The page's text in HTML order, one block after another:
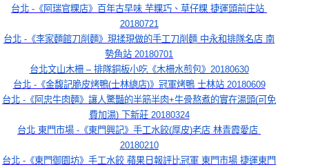
台北 -《阿瑞官粿店》百年古早味 芋粿巧、草仔粿 捷運頭前庄站
20180721
台北 -《李家麵館刀削麵》現揉現做的手工刀削麵 中永和排隊名店 南
勢角站 20180701
台北文山木柵 – 排隊銅板小吃《木柵水煎包》20180630
台北 -《金馥記脆皮烤鴨(士林總店)》冠軍烤鴨 士林站 20180609
台北 -《阿忠牛肉麵》讓人驚豔的半筋半肉+牛骨熬煮的實在湯頭(可免
費加湯) 下新莊 20180324
台北 東門市場 -《東門興記》手工水餃(厚皮)老店 林青霞愛店
20180210
台北 -《東門御園坊》手工水餃 蘋果日報評比冠軍 東門市場 捷運東門